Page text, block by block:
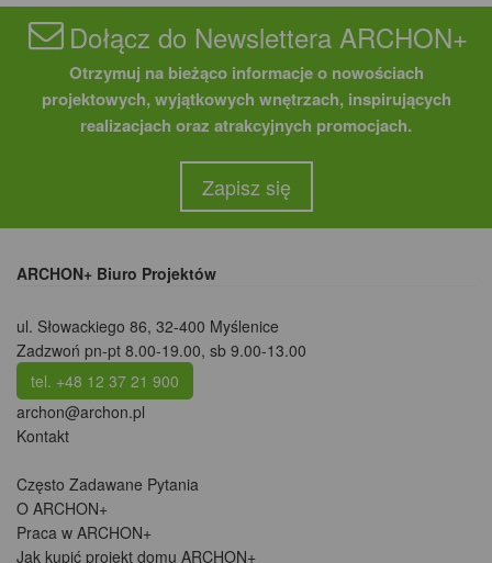
Dołącz do Newslettera ARCHON+
Otrzymuj na bieżąco informacje o nowościach
projektowych, wyjątkowych wnętrzach, inspirujących
realizacjach oraz atrakcyjnych promocjach.
Zapisz się
ARCHON+ Biuro Projektów
ul. Słowackiego 86, 32-400 Myślenice
Zadzwoń pn-pt 8.00-19.00, sb 9.00-13.00
tel. +48 12 37 21 900
archon@archon.pl
Kontakt
Często Zadawane Pytania
O ARCHON+
Praca w ARCHON+
Jak kupić projekt domu ARCHON+